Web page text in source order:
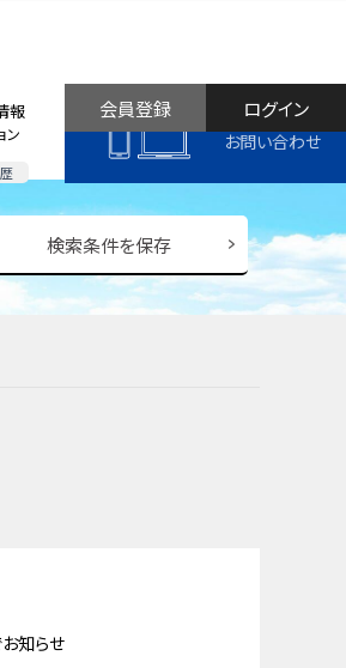
ン
報
お問い合わせ
ログイン
会員登録
検索条件を保存
知らせ